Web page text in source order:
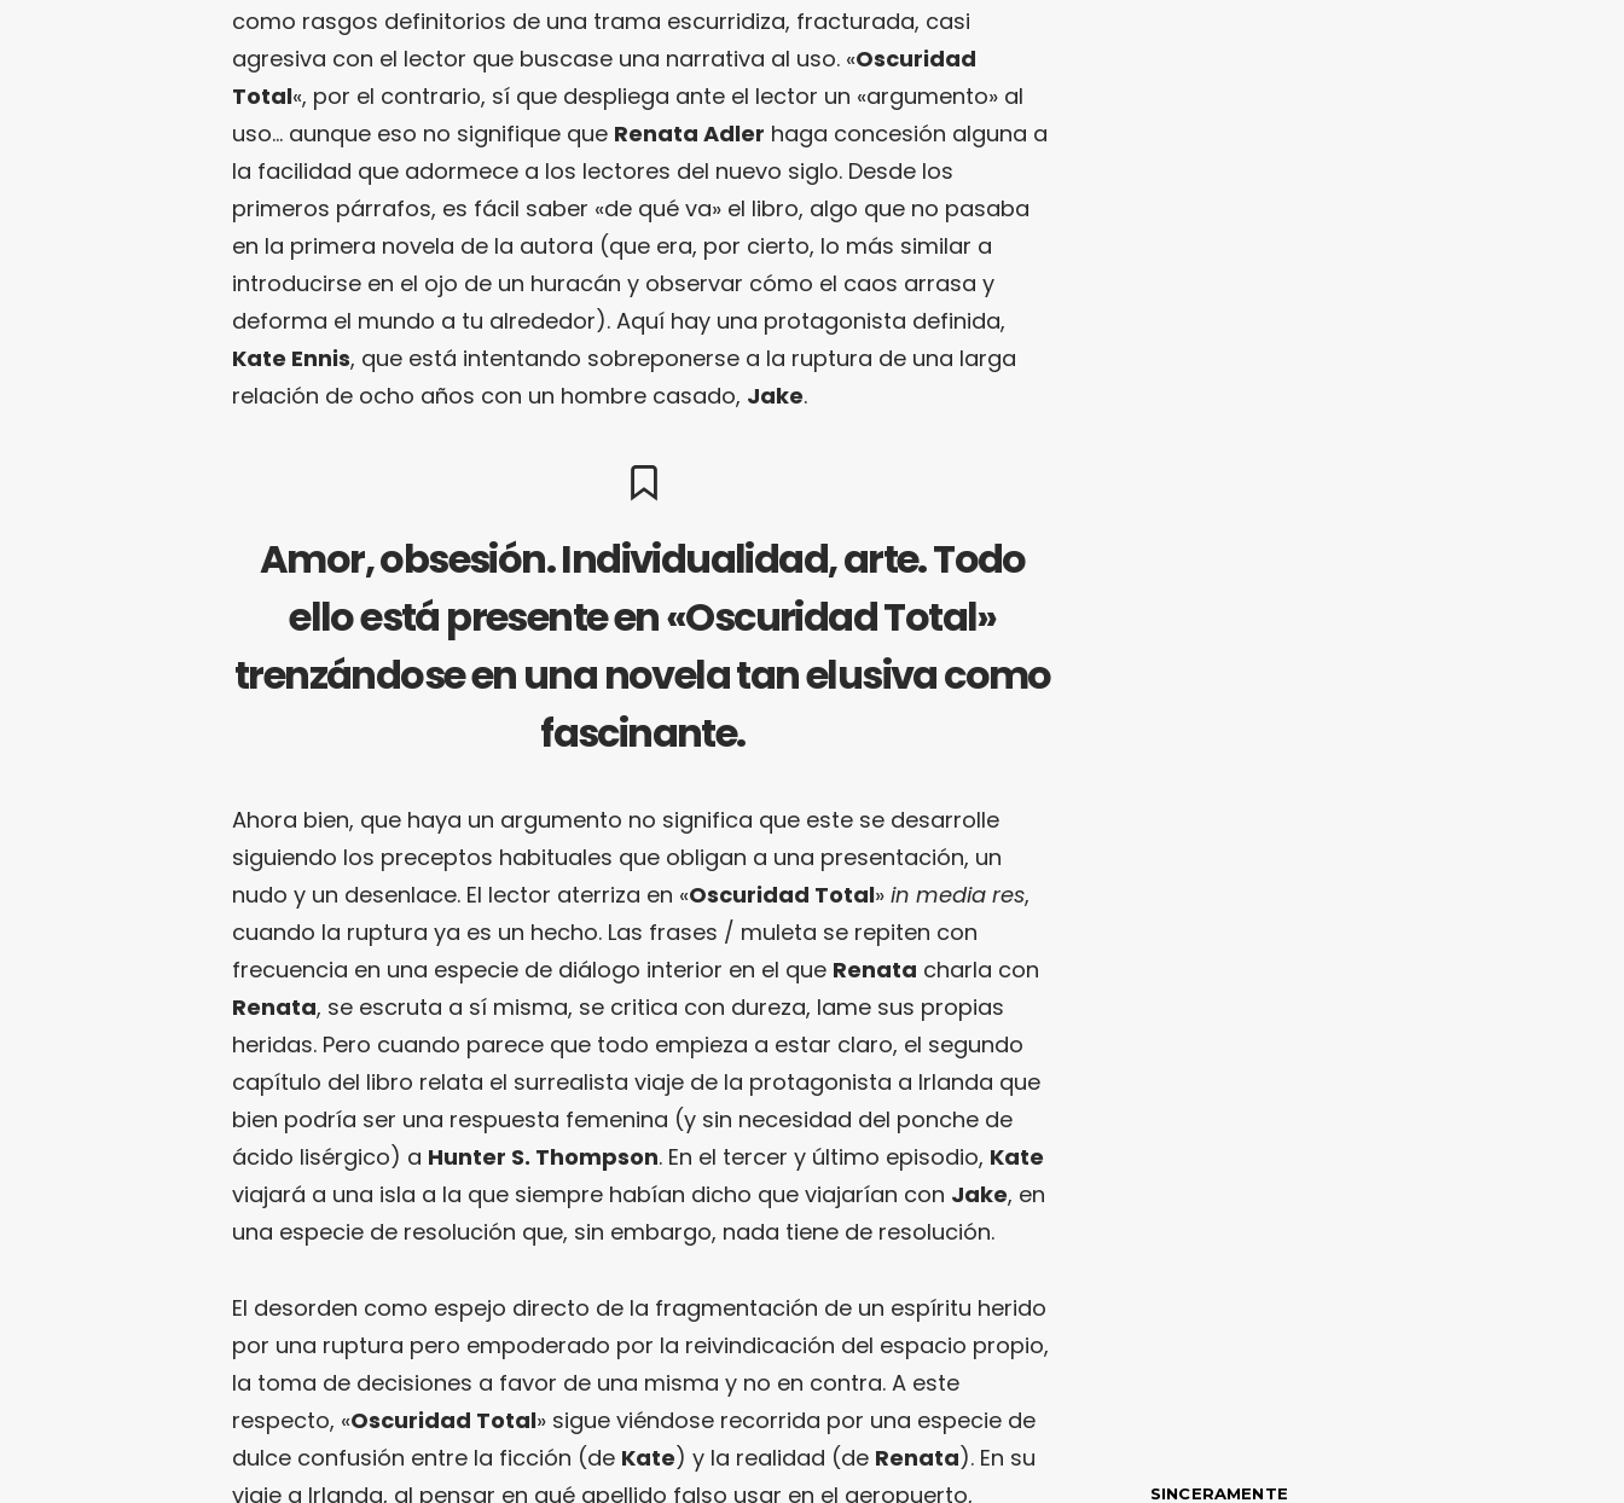
como rasgos definitorios de una trama escurridiza, fracturada, casi
agresiva con el lector que buscase una narrativa al uso. «Oscuridad
Total«, por el contrario, sí que despliega ante el lector un «argumento» al
uso… aunque eso no signifique que Renata Adler haga concesión alguna a
la facilidad que adormece a los lectores del nuevo siglo. Desde los
primeros párrafos, es fácil saber «de qué va» el libro, algo que no pasaba
en la primera novela de la autora (que era, por cierto, lo más similar a
introducirse en el ojo de un huracán y observar cómo el caos arrasa y
deforma el mundo a tu alrededor). Aquí hay una protagonista definida,
Kate Ennis, que está intentando sobreponerse a la ruptura de una larga
relación de ocho años con un hombre casado, Jake.
Amor, obsesión. Individualidad, arte. Todo
ello está presente en «Oscuridad Total»
trenzándose en una novela tan elusiva como
fascinante.
Ahora bien, que haya un argumento no significa que este se desarrolle
siguiendo los preceptos habituales que obligan a una presentación, un
nudo y un desenlace. El lector aterriza en «Oscuridad Total» in media res,
cuando la ruptura ya es un hecho. Las frases / muleta se repiten con
frecuencia en una especie de diálogo interior en el que Renata charla con
Renata, se escruta a sí misma, se critica con dureza, lame sus propias
heridas. Pero cuando parece que todo empieza a estar claro, el segundo
capítulo del libro relata el surrealista viaje de la protagonista a Irlanda que
bien podría ser una respuesta femenina (y sin necesidad del ponche de
ácido lisérgico) a Hunter S. Thompson. En el tercer y último episodio, Kate
viajará a una isla a la que siempre habían dicho que viajarían con Jake, en
una especie de resolución que, sin embargo, nada tiene de resolución.
El desorden como espejo directo de la fragmentación de un espíritu herido
por una ruptura pero empoderado por la reivindicación del espacio propio,
la toma de decisiones a favor de una misma y no en contra. A este
respecto, «Oscuridad Total» sigue viéndose recorrida por una especie de
dulce confusión entre la ficción (de Kate) y la realidad (de Renata). En su
viaje a Irlanda, al pensar en qué apellido falso usar en el aeropuerto,
SINCERAMENTE